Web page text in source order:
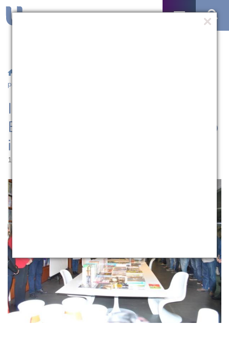
programação intensa a partir do dia 17
III Semana Tecnológica das
Engenharias terá programação
intensa a partir do dia 17
10.10.2016 | 10:31